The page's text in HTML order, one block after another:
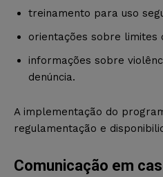
treinamento para uso
orientações sobre limites
informações sobre
denúncia.
A implementação do
regulamentação e
Comunicação em